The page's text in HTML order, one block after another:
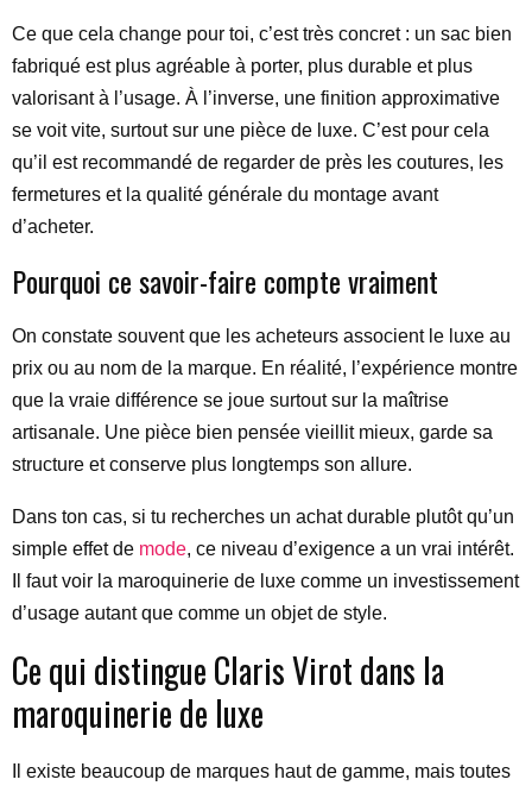
Ce que cela change pour toi, c’est très concret : un sac bien
fabriqué est plus agréable à porter, plus durable et plus
valorisant à l’usage. À l’inverse, une finition approximative
se voit vite, surtout sur une pièce de luxe. C’est pour cela
qu’il est recommandé de regarder de près les coutures, les
fermetures et la qualité générale du montage avant
d’acheter.
Pourquoi ce savoir-faire compte vraiment
On constate souvent que les acheteurs associent le luxe au
prix ou au nom de la marque. En réalité, l’expérience montre
que la vraie différence se joue surtout sur la maîtrise
artisanale. Une pièce bien pensée vieillit mieux, garde sa
structure et conserve plus longtemps son allure.
Dans ton cas, si tu recherches un achat durable plutôt qu’un
simple effet de mode, ce niveau d’exigence a un vrai intérêt.
Il faut voir la maroquinerie de luxe comme un investissement
d’usage autant que comme un objet de style.
Ce qui distingue Claris Virot dans la
maroquinerie de luxe
Il existe beaucoup de marques haut de gamme, mais toutes